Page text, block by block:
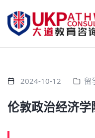
2024-10-12 留
伦敦政治经济学